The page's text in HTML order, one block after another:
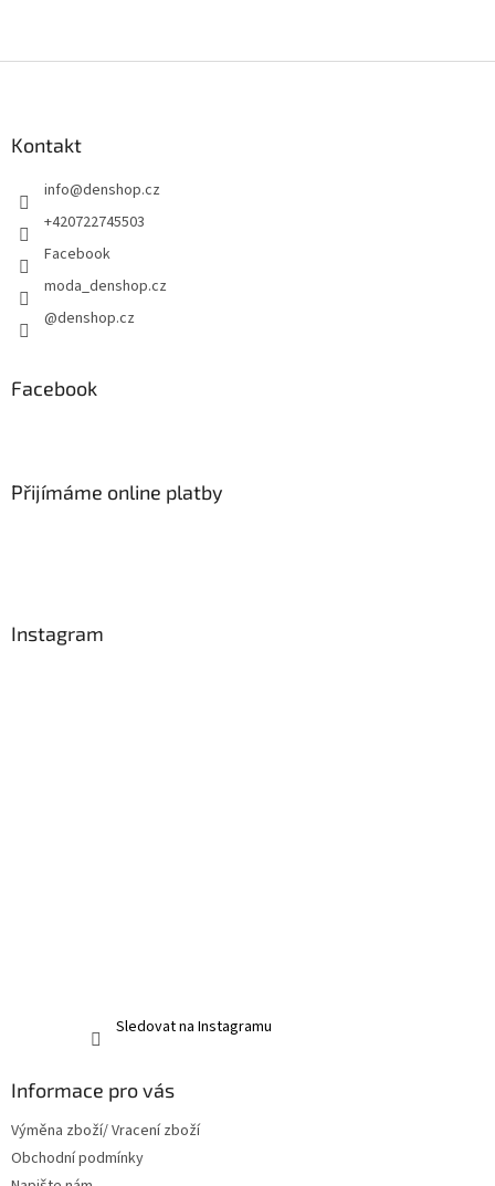
Kontakt
info@denshop.cz
+420722745503
Facebook
moda_denshop.cz
@denshop.cz
Facebook
Přijímáme online platby
Instagram
Sledovat na Instagramu
Informace pro vás
Výměna zboží/ Vracení zboží
Obchodní podmínky